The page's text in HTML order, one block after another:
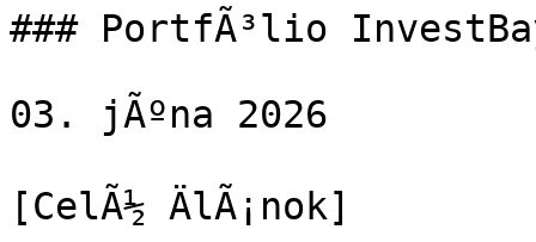
### PortfÃ³lio
03. jÃºna 2026
[CelÃ½ ÄlÃ¡nok]